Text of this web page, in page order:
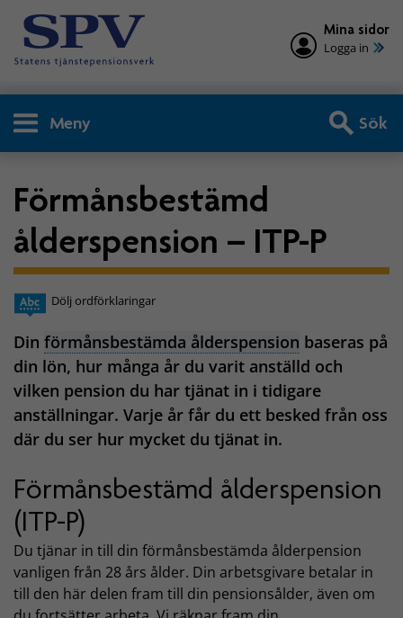
Mina sidor
Logga in
Meny Sök
Förmånsbestämd
ålderspension – ITP-P
Dölj ordförklaringar
Din förmånsbestämda ålderspension baseras på
din lön, hur många år du varit anställd och
vilken pension du har tjänat in i tidigare
anställningar. Varje år får du ett besked från oss
där du ser hur mycket du tjänat in.
Förmånsbestämd ålderspension
(ITP-P)
Du tjänar in till din förmånsbestämda ålderpension
vanligen från 28 års ålder. Din arbetsgivare betalar in
till den här delen fram till din pensionsålder, även om